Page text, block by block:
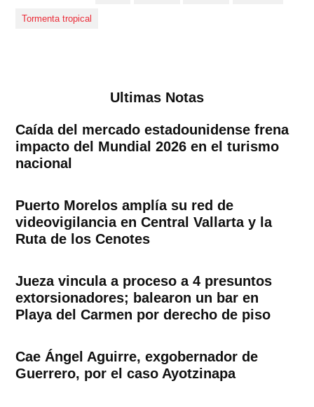
Tormenta tropical
Ultimas Notas
Caída del mercado estadounidense frena
impacto del Mundial 2026 en el turismo
nacional
Puerto Morelos amplía su red de
videovigilancia en Central Vallarta y la
Ruta de los Cenotes
Jueza vincula a proceso a 4 presuntos
extorsionadores; balearon un bar en
Playa del Carmen por derecho de piso
Cae Ángel Aguirre, exgobernador de
Guerrero, por el caso Ayotzinapa